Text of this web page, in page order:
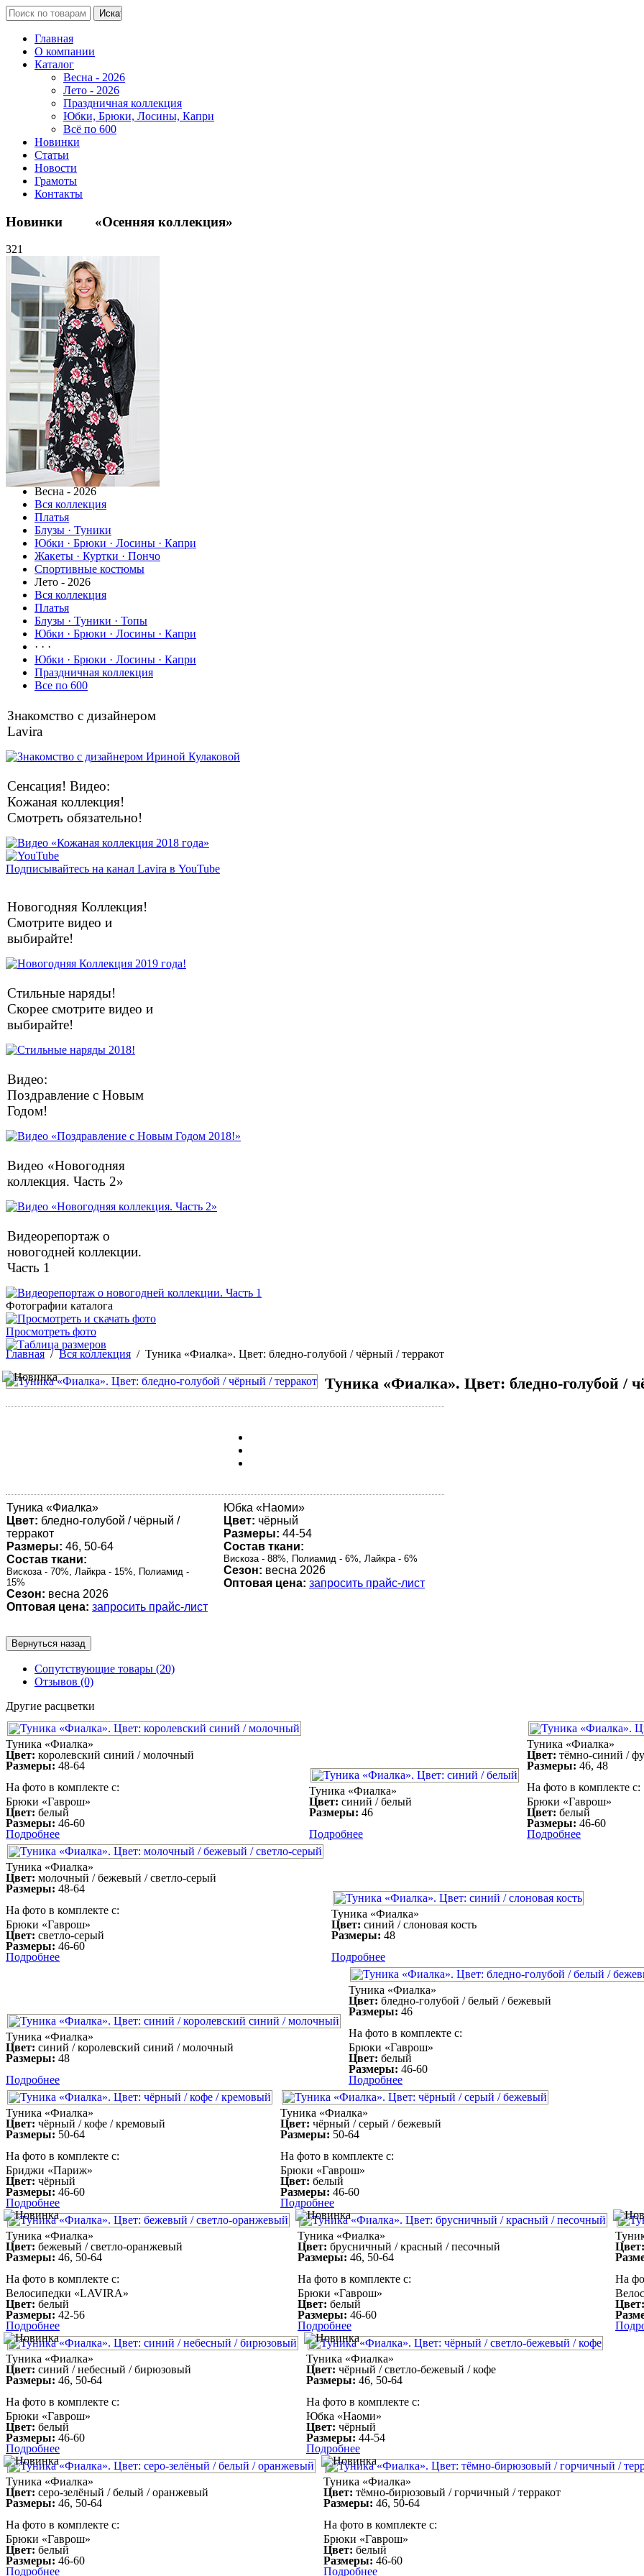
Главная
О компании
Каталог
Весна - 2026
Лето - 2026
Праздничная коллекция
Юбки, Брюки, Лосины, Капри
Всё по 600
Новинки
Статьи
Новости
Грамоты
Контакты
Новинки «Осенняя коллекция»
321
Весна - 2026
Вся коллекция
Платья
Блузы · Туники
Юбки · Брюки · Лосины · Капри
Жакеты · Куртки · Пончо
Спортивные костюмы
Лето - 2026
Вся коллекция
Платья
Блузы · Туники · Топы
Юбки · Брюки · Лосины · Капри
· · ·
Юбки · Брюки · Лосины · Капри
Праздничная коллекция
Все по 600
Знакомство с дизайнером
Lavira
Сенсация! Видео:
Кожаная коллекция!
Смотреть обязательно!
Подписывайтесь на канал Lavira в YouTube
Новогодняя Коллекция!
Смотрите видео и
выбирайте!
Стильные наряды!
Скорее смотрите видео и
выбирайте!
Видео:
Поздравление с Новым
Годом!
Видео «Новогодняя
коллекция. Часть 2»
Видеорепортаж о
новогодней коллекции.
Часть 1
Фотографии каталога
Просмотреть фото
Главная/Вся коллекция / Туника «Фиалка». Цвет: бледно-голубой / чёрный / терракот
Туника «Фиалка». Цвет: бледно-голубой /
Туника «Фиалка»
Цвет: бледно-голубой / чёрный /
терракот
Размеры: 46, 50-64
Состав ткани:
Вискоза - 70%, Лайкра - 15%, Полиамид -
15%
Сезон: весна 2026
Оптовая цена: запросить прайс-лист
Юбка «Наоми»
Цвет: чёрный
Размеры: 44-54
Состав ткани:
Вискоза - 88%, Полиамид - 6%, Лайкра - 6%
Сезон: весна 2026
Оптовая цена: запросить прайс-лист
Сопутствующие товары (20)
Отзывов (0)
Другие расцветки
Туника «Фиалка»
Цвет: королевский синий / молочный
Размеры: 48-64
На фото в комплекте с:
Брюки «Гаврош»
Цвет: белый
Размеры: 46-60
Подробнее
Туника «Фиалка»
Цвет: синий / белый
Размеры: 46
Подробнее
Туника «Фиалка»
Цвет: тёмно-синий /
Размеры: 46, 48
На фото в комплекте с:
Брюки «Гаврош»
Цвет: белый
Размеры: 46-60
Подробнее
Туника «Фиалка»
Цвет: молочный / бежевый / светло-серый
Размеры: 48-64
На фото в комплекте с:
Брюки «Гаврош»
Цвет: светло-серый
Размеры: 46-60
Подробнее
Туника «Фиалка»
Цвет: синий / слоновая кость
Размеры: 48
Подробнее
Туника «Фиалка»
Цвет: синий / королевский синий / молочный
Размеры: 48
Подробнее
Туника «Фиалка»
Цвет: бледно-голубой / белый / бежевый
Размеры: 46
На фото в комплекте с:
Брюки «Гаврош»
Цвет: белый
Размеры: 46-60
Подробнее
Туника «Фиалка»
Цвет: чёрный / кофе / кремовый
Размеры: 50-64
На фото в комплекте с:
Бриджи «Париж»
Цвет: чёрный
Размеры: 46-60
Подробнее
Туника «Фиалка»
Цвет: чёрный / серый / бежевый
Размеры: 50-64
На фото в комплекте с:
Брюки «Гаврош»
Цвет: белый
Размеры: 46-60
Подробнее
Туника «Фиалка»
Цвет: бежевый / светло-оранжевый
Размеры: 46, 50-64
На фото в комплекте с:
Велосипедки «LAVIRA»
Цвет: белый
Размеры: 42-56
Подробнее
Туника «Фиалка»
Цвет: брусничный / красный / песочный
Размеры: 46, 50-64
На фото в комплекте с:
Брюки «Гаврош»
Цвет: белый
Размеры: 46-60
Подробнее
Цвет:
На
Цвет:
Туника «Фиалка»
Цвет: синий / небесный / бирюзовый
Размеры: 46, 50-64
На фото в комплекте с:
Брюки «Гаврош»
Цвет: белый
Размеры: 46-60
Подробнее
Туника «Фиалка»
Цвет: чёрный / светло-бежевый / кофе
Размеры: 46, 50-64
На фото в комплекте с:
Юбка «Наоми»
Цвет: чёрный
Размеры: 44-54
Подробнее
Туника «Фиалка»
Цвет: серо-зелёный / белый / оранжевый
Размеры: 46, 50-64
На фото в комплекте с:
Брюки «Гаврош»
Цвет: белый
Размеры: 46-60
Подробнее
Туника «Фиалка»
Цвет: тёмно-бирюзовый / горчичный / терракот
Размеры: 46, 50-64
На фото в комплекте с:
Брюки «Гаврош»
Цвет: белый
Размеры: 46-60
Подробнее